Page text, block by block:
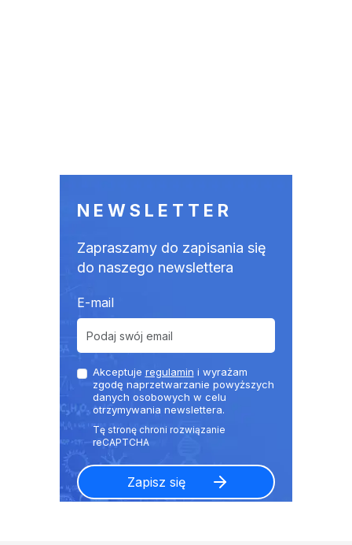
NEWSLETTER
Zapraszamy do zapisania się
do naszego newslettera
E-mail
Akceptuje regulamin i wyrażam
zgodę naprzetwarzanie powyższych
danych osobowych w celu
otrzymywania newslettera.